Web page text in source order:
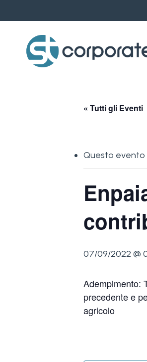
to
content
« Tutti gli Eventi
Questo evento
07/09/2022 @
Adempimento:
precedente e
agricolo